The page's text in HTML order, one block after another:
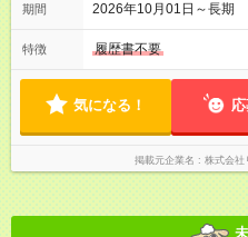
期間 2026年10月01日～長
特徴 履歴書不要
気になる！
掲載元企業名 株式会社